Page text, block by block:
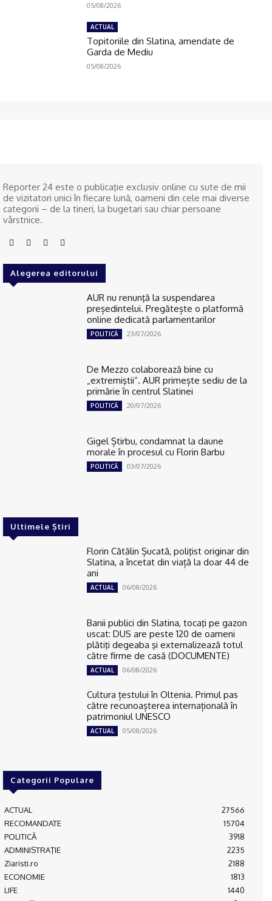
05/08/2026
ACTUAL
Topitoriile din Slatina, amendate de
Garda de Mediu
05/08/2026
Reporter 24 este o publicaţie exclusiv online cu sute de mii
de vizitatori unici în fiecare lună, oameni din cele mai diverse
categorii – de la tineri, la bugetari sau chiar persoane
vârstnice.
Alegerea editorului
AUR nu renunţă la suspendarea
președintelui. Pregătește o platformă
online dedicată parlamentarilor
POLITICĂ 23/07/2026
De Mezzo colaborează bine cu
„extremiştii“. AUR primește sediu de la
primărie în centrul Slatinei
POLITICĂ 20/07/2026
Gigel Știrbu, condamnat la daune
morale în procesul cu Florin Barbu
POLITICĂ 03/07/2026
Ultimele Știri
Florin Cătălin Șucată, poliţist originar din
Slatina, a încetat din viață la doar 44 de
ani
ACTUAL 06/08/2026
Banii publici din Slatina, tocaţi pe gazon
uscat: DUS are peste 120 de oameni
plătiţi degeaba şi externalizează totul
către firme de casă (DOCUMENTE)
ACTUAL 06/08/2026
Cultura țestului în Oltenia. Primul pas
către recunoașterea internațională în
patrimoniul UNESCO
ACTUAL 05/08/2026
Categorii Populare
ACTUAL
27566
RECOMANDATE
15704
POLITICĂ
3918
ADMINISTRAŢIE
2235
Ziaristi.ro
2188
ECONOMIE
1813
LIFE
1440